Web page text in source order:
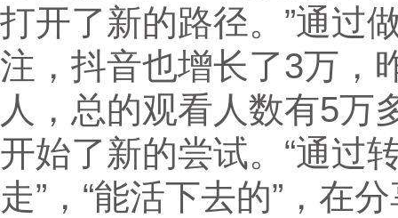
打开了新的路径。”通过
注，抖音也增长了3万，
人，总的观看人数有5万
开始了新的尝试。“通过
走”，“能活下去的”，在